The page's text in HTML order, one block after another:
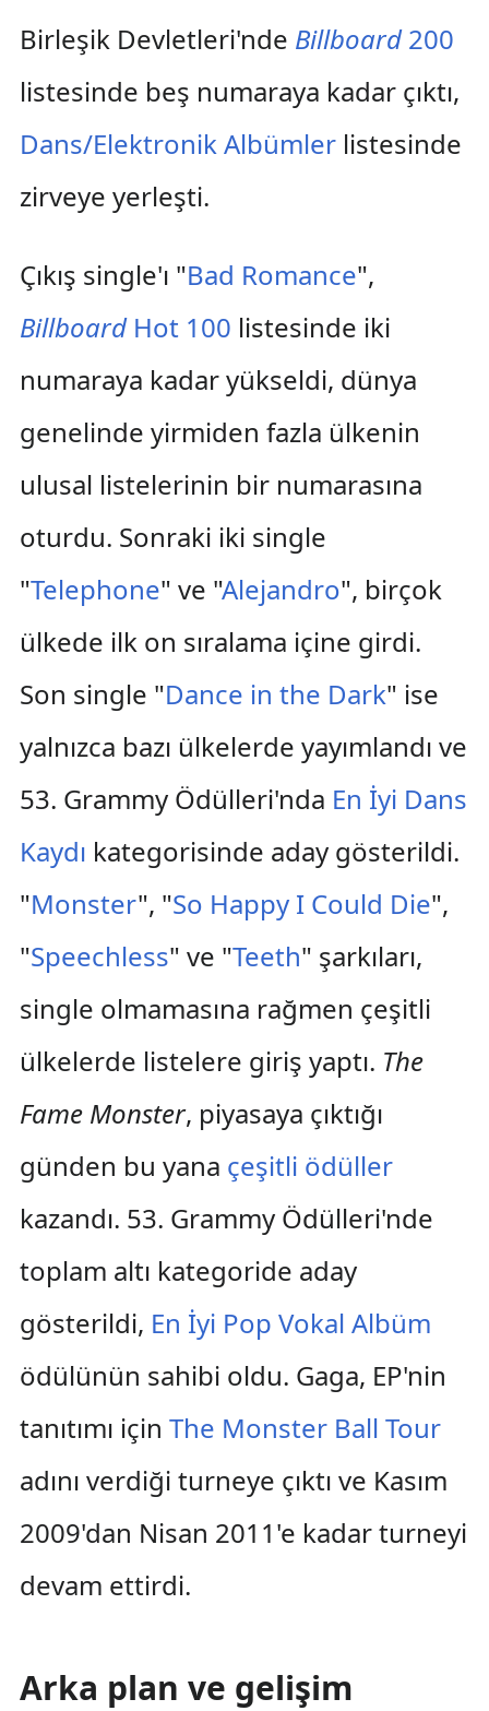
Birleşik Devletleri'nde Billboard200
listesinde beş numaraya kadar çıktı,
Dans/Elektronik Albümlerlistesinde
zirveye yerleşti.
Çıkış single'ı "Bad Romance",
BillboardHot 100 listesinde iki
numaraya kadar yükseldi, dünya
genelinde yirmiden fazla ülkenin
ulusal listelerinin bir numarasına
oturdu. Sonraki iki single
"Telephone" ve "Alejandro", birçok
ülkede ilk on sıralama içine girdi.
Son single "Dance in the Dark" ise
yalnızca bazı ülkelerde yayımlandı ve
53. Grammy Ödülleri'nda En İyi Dans
Kaydı kategorisinde aday gösterildi.
"Monster", "So Happy I Could Die",
"Speechless" ve "Teeth" şarkıları,
single olmamasına rağmen çeşitli
ülkelerde listelere giriş yaptı. The
Fame Monster, piyasaya çıktığı
günden bu yana çeşitli ödüller
kazandı. 53. Grammy Ödülleri'nde
toplam altı kategoride aday
gösterildi, En İyi Pop Vokal Albüm
ödülünün sahibi oldu. Gaga, EP'nin
tanıtımı için The Monster Ball Tour
adını verdiği turneye çıktı ve Kasım
2009'dan Nisan 2011'e kadar turneyi
devam ettirdi.
Arka plan ve gelişim